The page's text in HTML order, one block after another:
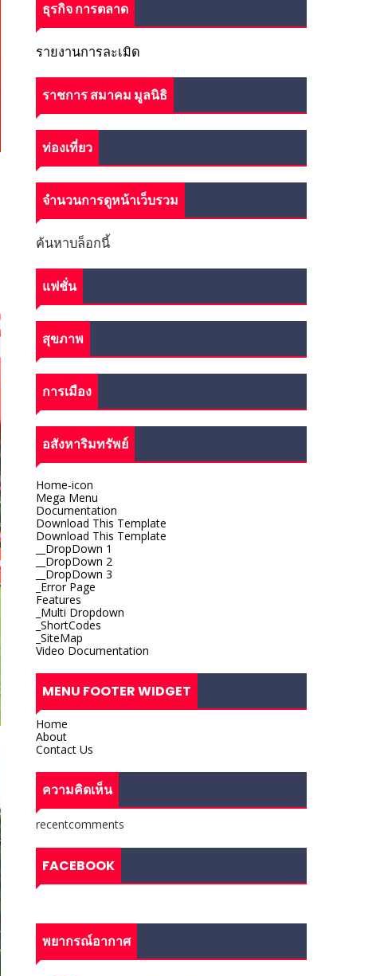
ธุรกิจ การตลาด
รายงานการละเมิด
ราชการ สมาคม มูลนิธิ
ท่องเที่ยว
จำนวนการดูหน้าเว็บรวม
ค้นหาบล็อกนี้
แฟชั่น
สุขภาพ
การเมือง
อสังหาริมทรัพย์
Home-icon
Mega Menu
Documentation
Download This Template
Download This Template
__DropDown 1
__DropDown 2
__DropDown 3
_Error Page
Features
_Multi Dropdown
_ShortCodes
_SiteMap
Video Documentation
MENU FOOTER WIDGET
Home
About
Contact Us
ความคิดเห็น
recentcomments
FACEBOOK
พยากรณ์อากาศ